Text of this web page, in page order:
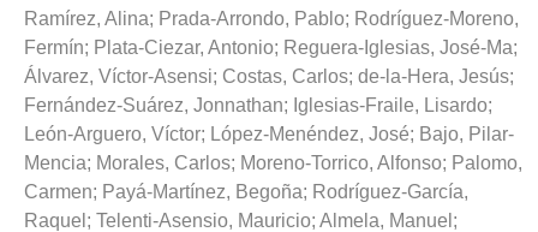
Ramírez, Alina; Prada-Arrondo, Pablo; Rodríguez-Moreno,
Fermín; Plata-Ciezar, Antonio; Reguera-Iglesias, José-Ma;
Álvarez, Víctor-Asensi; Costas, Carlos; de-la-Hera, Jesús;
Fernández-Suárez, Jonnathan; Iglesias-Fraile, Lisardo;
León-Arguero, Víctor; López-Menéndez, José; Bajo, Pilar-
Mencia; Morales, Carlos; Moreno-Torrico, Alfonso; Palomo,
Carmen; Payá-Martínez, Begoña; Rodríguez-García,
Raquel ; Telenti-Asensio, Mauricio; Almela, Manuel ;